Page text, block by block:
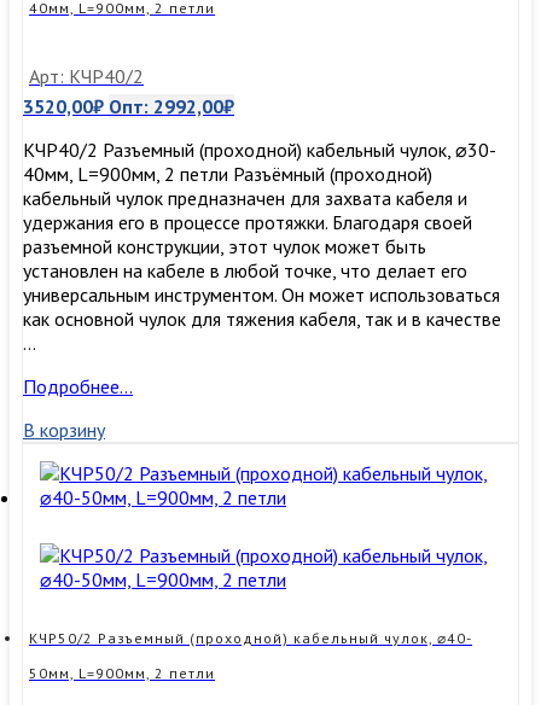
40мм, L=900мм, 2 петли
Арт: КЧР40/2
3520,00₽ Опт: 2992,00₽
КЧР40/2 Разъемный (проходной) кабельный чулок, ⌀30-
40мм, L=900мм, 2 петли Разъёмный (проходной)
кабельный чулок предназначен для захвата кабеля и
удержания его в процессе протяжки. Благодаря своей
разъемной конструкции, этот чулок может быть
установлен на кабеле в любой точке, что делает его
универсальным инструментом. Он может использоваться
как основной чулок для тяжения кабеля, так и в качестве
…
КЧР40/2
(проходной)
кабельный
чулок,
⌀30-
L=900мм,
Подробнее…
В корзину
КЧР50/2 Разъемный (проходной) кабельный чулок, ⌀40-
50мм, L=900мм, 2 петли